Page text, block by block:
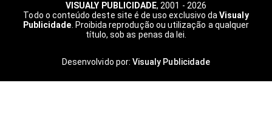
VISUALY PUBLICIDADE, 2001 - 2026
Todo o conteúdo deste site é de uso exclusivo daVisualy
Publicidade. Proibida reprodução ou utilização a qualquer
título, sob as penas da lei.
Desenvolvido por: Visualy Publicidade